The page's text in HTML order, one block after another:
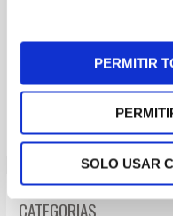
PERMITIR
SOLO USAR
julio 2020
marzo 2020
CATEGORIAS